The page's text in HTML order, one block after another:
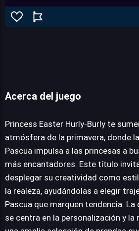
JUEGALO AHORA
Acerca del juego
Princess Easter Hurly-Burly te
atmósfera de la primavera, donde
Pascua impulsa a las princesas a
más encantadores. Este título
desplegar su creatividad como
la realeza, ayudándolas a elegir
Pascua que marquen tendencia. La
se centra en la personalización y la